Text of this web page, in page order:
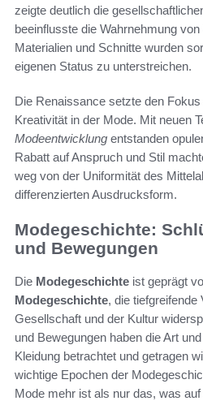
zeigte deutlich die
beeinflusste die Wahrnehmung
Materialien und Schnitte wurden
eigenen Status zu unterstreichen.
Die Renaissance setzte den
Kreativität in der Mode. Mit neuen
Modeentwicklung entstanden
Rabatt auf Anspruch und Stil
weg von der Uniformität des
differenzierten Ausdrucksform.
Modegeschichte:
und Bewegungen
Die Modegeschichte ist geprägt
Modegeschichte, die tiefgreifende
Gesellschaft und der Kultur
und Bewegungen haben die Art
Kleidung betrachtet und getragen
wichtige Epochen der
Mode mehr ist als nur das, was